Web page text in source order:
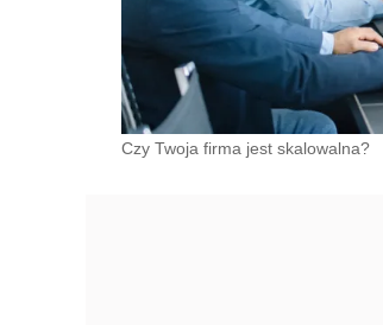
Czy Twoja firma jest skalowalna?